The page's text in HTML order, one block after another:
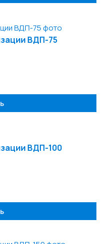
ВДП-75
ВДП-100